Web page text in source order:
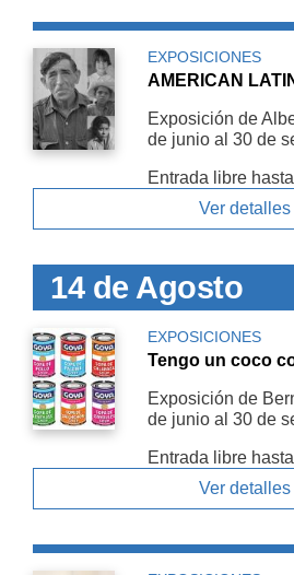
EXPOSICIONES
AMERICAN
Exposición de
de junio al 30 de
Entrada libre
Ver detalles
14 de Agosto
EXPOSICIONES
Tengo un coco
Exposición de
de junio al 30 de
Entrada libre
Ver detalles